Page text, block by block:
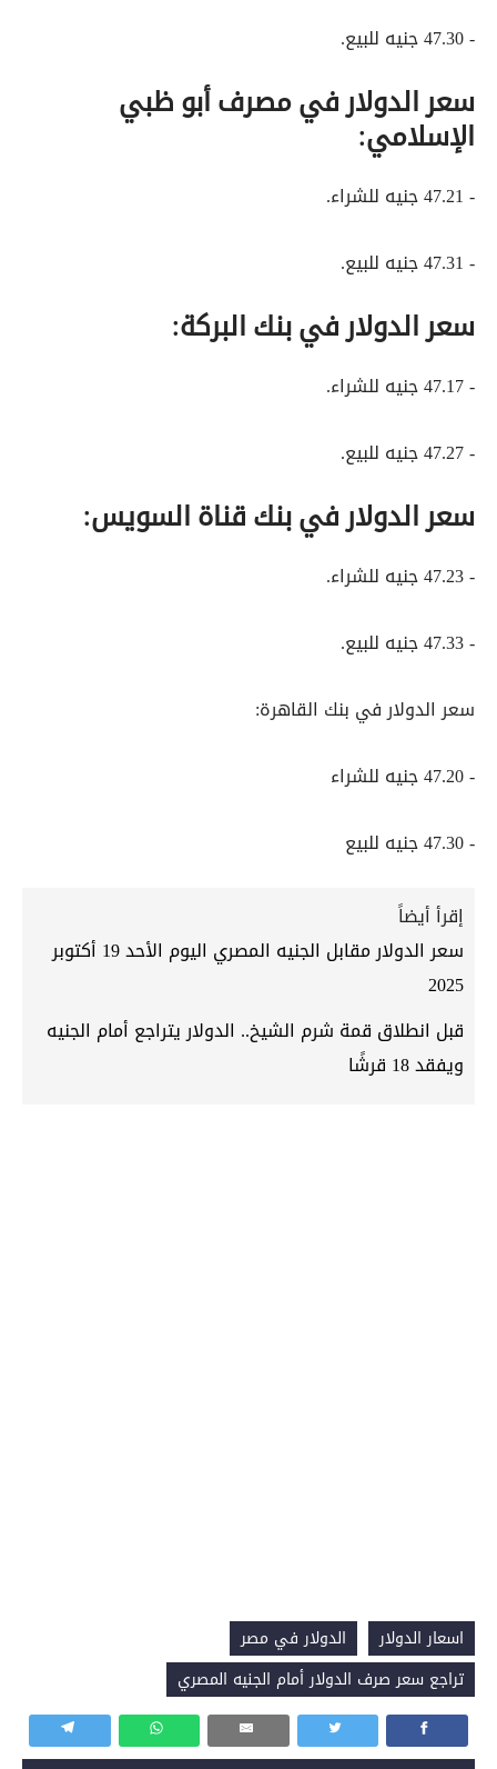
- 47.30 جنيه للبيع.
سعر الدولار في مصرف أبو ظبي
الإسلامي:
- 47.21 جنيه للشراء.
- 47.31 جنيه للبيع.
سعر الدولار في بنك البركة:
- 47.17 جنيه للشراء.
- 47.27 جنيه للبيع.
سعر الدولار في بنك قناة السويس:
- 47.23 جنيه للشراء.
- 47.33 جنيه للبيع.
سعر الدولار في بنك القاهرة:
- 47.20 جنيه للشراء
- 47.30 جنيه للبيع
إقرأ أيضاً
سعر الدولار مقابل الجنيه المصري اليوم الأحد 19 أكتوبر
2025
قبل انطلاق قمة شرم الشيخ.. الدولار يتراجع أمام الجنيه
ويفقد 18 قرشًا
اسعار الدولار
الدولار في مصر
تراجع سعر صرف الدولار أمام الجنيه المصري